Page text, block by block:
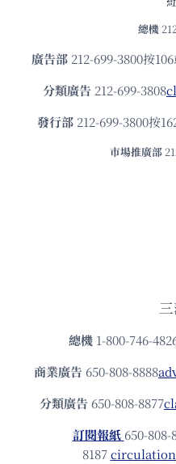
總機
廣告部212-699-3800按106
分類廣告 212-699-3808
發⾏部 212-699-3800按
市場推廣部
總機 1-800-746-
商業廣告 650-808-8888
分類廣告 650-808-8877
訂閱報紙 650-808-
8187